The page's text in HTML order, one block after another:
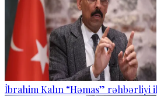
İbrahim Kalın “Həmas” rəhbərliyi